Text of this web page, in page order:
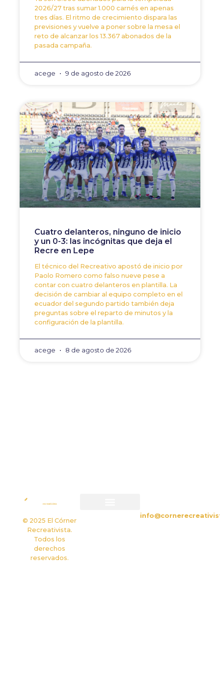
2026/27 tras sumar 1.000 carnés en apenas
tres días. El ritmo de crecimiento dispara las
previsiones y vuelve a poner sobre la mesa el
reto de alcanzar los 13.367 abonados de la
pasada campaña.
acege 9 de agosto de 2026
Cuatro delanteros, ninguno de inicio
y un 0-3: las incógnitas que deja el
Recre en Lepe
El técnico del Recreativo apostó de inicio por
Paolo Romero como falso nueve pese a
contar con cuatro delanteros en plantilla. La
decisión de cambiar al equipo completo en el
ecuador del segundo partido también deja
preguntas sobre el reparto de minutos y la
configuración de la plantilla.
acege 8 de agosto de 2026
© 2025 El Córner
Recreativista.
Todos los
derechos
reservados.